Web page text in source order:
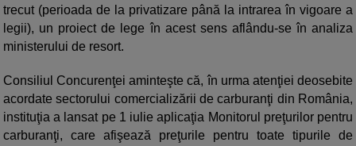
trecut (perioada de la privatizare până la intrarea în vigoare a
legii), un proiect de lege în acest sens aflându-se în analiza
ministerului de resort.
Consiliul Concurenţei aminteşte că, în urma atenţiei deosebite
acordate sectorului comercializării de carburanţi din România,
instituţia a lansat pe 1 iulie aplicaţia Monitorul preţurilor pentru
carburanţi, care afişează preţurile pentru toate tipurile de